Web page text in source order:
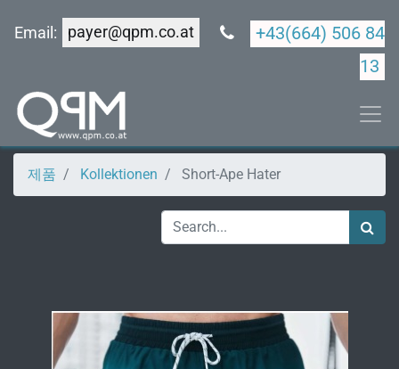
Email: payer@qpm.co.at
+43(664) 506 84
13
제품 Kollektionen Short-Ape Hater